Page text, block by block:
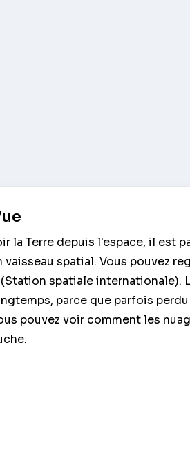
la Terre depuis l'espace, il est
spatial. Vous pouvez
spatiale internationale).
parce que parfois
pouvez voir comment les